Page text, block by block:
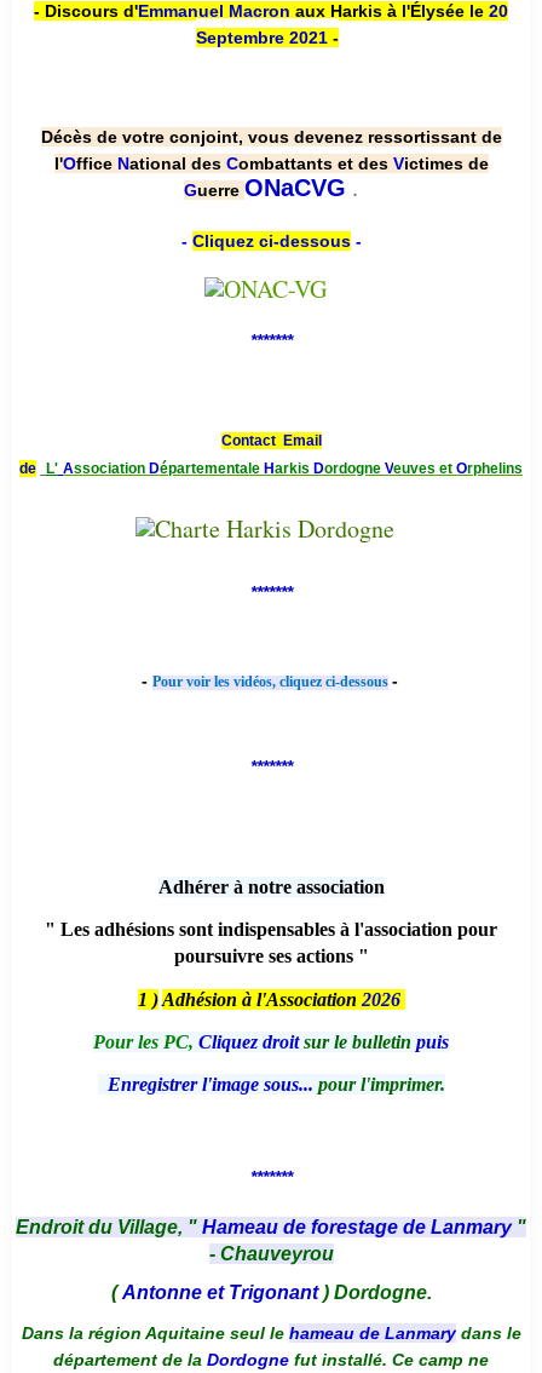
- Discours d'Emmanuel Macron aux Harkis à l'Élysée le 20
Septembre 2021 -
Décès de votre conjoint, vous devenez ressortissant de
l'Office National des Combattants et des Victimes de
Guerre ONaCVG .
- Cliquez ci-dessous-
*******
Contact Email
de
L' Association Départementale Harkis Dordogne Veuves et Orphelins
*******
- Pour voir les vidéos, cliquez ci-dessous -
*******
Adhérer à notre association
" Les adhésions sont indispensables à l'association pour
poursuivre ses actions "
1 ) Adhésion à l'Association 2026
Pour les PC, Cliquez droitsur le bulletin puis
Enregistrer l'image sous... pour l'imprimer.
*******
Endroit du Village, " Hameau de forestage de Lanmary "
- Chauveyrou
(Antonne et Trigonant) Dordogne.
Dans la région Aquitaine seul le hameau de Lanmarydans le
département de la Dordogne fut installé. Ce camp ne